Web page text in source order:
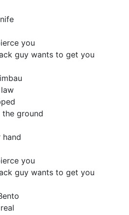
you
guy wants to get you
the ground
you
guy wants to get you